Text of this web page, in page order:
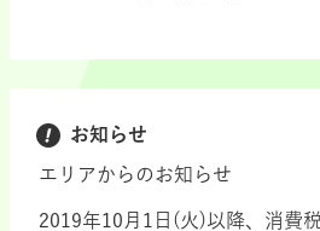
お知らせ
エリアからのお知らせ
2019年10月1日(火)以降、消費